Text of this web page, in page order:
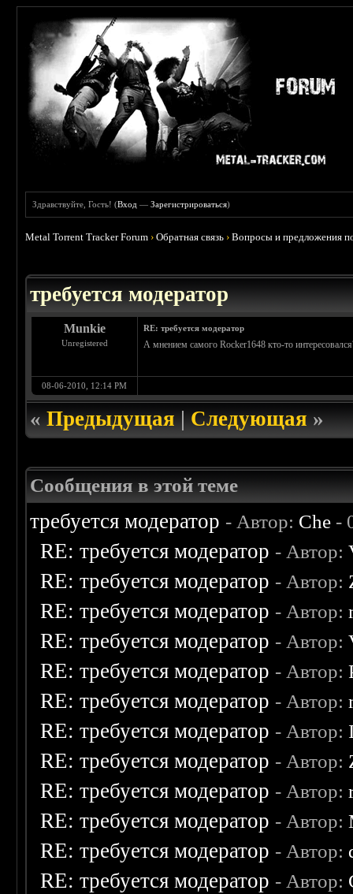
Здравствуйте, Гость! (Вход —Зарегистрироваться)
Metal Torrent Tracker Forum ›Обратная связь ›Вопросы и предложения
требуется модератор
Munkie
Unregistered
RE: требуется модератор
А мнением самого Rocker1648 кто-то
08-06-2010, 12:14 PM
«Предыдущая|Следующая»
Сообщения в этой теме
требуется модератор - Автор: Che -
RE: требуется модератор - Автор:
RE: требуется модератор - Автор:
RE: требуется модератор - Автор:
RE: требуется модератор - Автор:
RE: требуется модератор - Автор:
RE: требуется модератор - Автор:
RE: требуется модератор - Автор:
RE: требуется модератор - Автор:
RE: требуется модератор - Автор:
RE: требуется модератор - Автор:
RE: требуется модератор - Автор:
RE: требуется модератор - Автор: